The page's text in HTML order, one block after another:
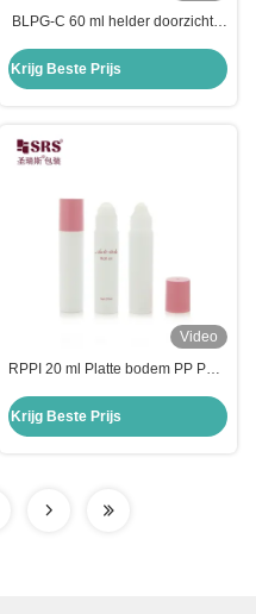
BLPG-C 60 ml helder doorzichtig
met geprint logo
Krijg Beste Prijs
Video
RPPI 20 ml Platte bodem PP PCR
Bal Keuze Leeg Geen lek
Krijg Beste Prijs